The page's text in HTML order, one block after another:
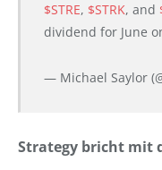
$STRE, $STRK, and
dividend for June
— Michael Saylor
Strategy bricht mit